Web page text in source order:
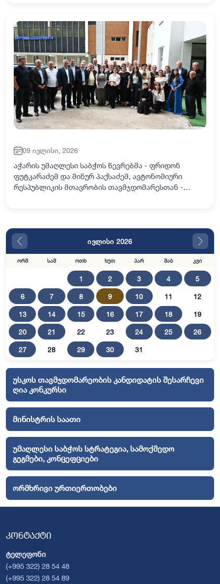
09 ივლისი, 2026
აჭარის უმაღლესი საბჭოს წევრებმა - ფრიდონ
ფუტკარაძემ და მინურ პაქსაძემ, ავტონომიური
რესპუბლიკის მთავრობის თავმჯდომარესთან -
ივლისი 2026
ორშ სამ ოთხ ხუთ პარ შაბ კვი
1 2 3 4 5
6 7 8 9 10 11 12
13 14 15 16 17 18 19
20 21 22 23 24 25 26
27 28 29 30 31
უსკოს თავმჯდომარეობის კანდიდატის შესარჩევი
ღია კონკურსი
მინისტრის საათი
უმაღლესი საბჭოს სტრატეგია, სამოქმედო
გეგმები, კონცეფციები
ორმხრივი ურთიერთობები
კონტაქტი
ტელეფონი
(+995 322) 28 54 48
(+995 322) 28 54 89